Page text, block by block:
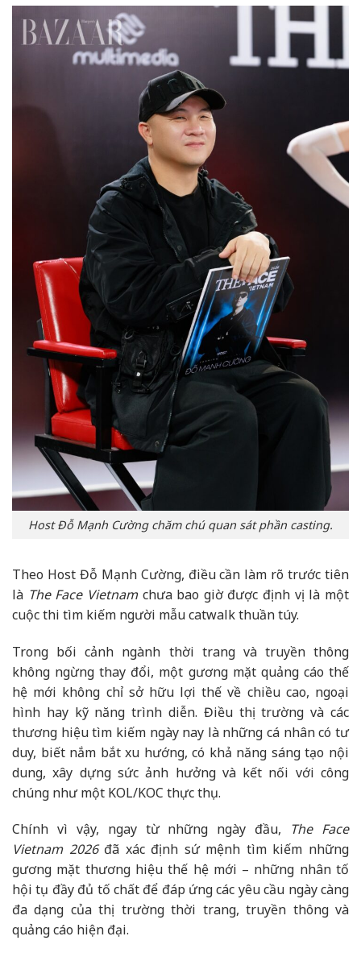
Host Đỗ Mạnh Cường chăm chú quan sát phần casting.
Theo Host Đỗ Mạnh Cường, điều cần làm rõ trước tiên
là The Face Vietnamchưa bao giờ được định vị là một
cuộc thi tìm kiếm người mẫu catwalk thuần túy.
Trong bối cảnh ngành thời trang và truyền thông
không ngừng thay đổi, một gương mặt quảng cáo thế
hệ mới không chỉ sở hữu lợi thế về chiều cao, ngoại
hình hay kỹ năng trình diễn. Điều thị trường và các
thương hiệu tìm kiếm ngày nay là những cá nhân có tư
duy, biết nắm bắt xu hướng, có khả năng sáng tạo nội
dung, xây dựng sức ảnh hưởng và kết nối với công
chúng như một KOL/KOC thực thụ.
Chính vì vậy, ngay từ những ngày đầu, The Face
Vietnam 2026đã xác định sứ mệnh tìm kiếm những
gương mặt thương hiệu thế hệ mới – những nhân tố
hội tụ đầy đủ tố chất để đáp ứng các yêu cầu ngày càng
đa dạng của thị trường thời trang, truyền thông và
quảng cáo hiện đại.